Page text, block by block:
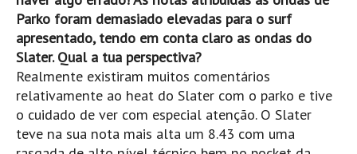
Bali - Kuta e Kuta Reef HD
Bali - Keramas HD
Bali - Uluwatu HD
Ver Todas
Entrevistas
Nacionais
Parko foram demasiado elevadas para o surf
apresentado, tendo em conta claro as ondas do
Slater. Qual a tua perspectiva?
Realmente existiram muitos comentários
relativamente ao heat do Slater com o parko e tive
o cuidado de ver com especial atenção. O Slater
teve na sua nota mais alta um 8.43 com uma